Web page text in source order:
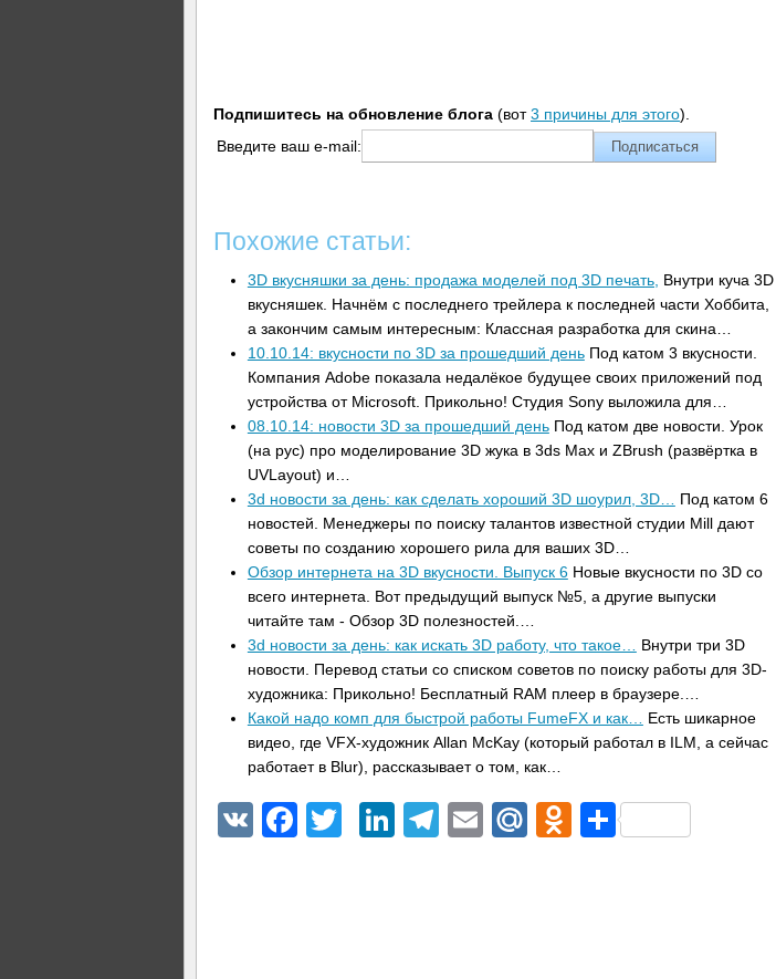
Подпишитесь на обновление блога (вот3 причины для этого).
Введите ваш e-mail:
Похожие статьи:
3D вкусняшки за день: продажа моделей под 3D печать, Внутри куча 3D
вкусняшек. Начнём с последнего трейлера к последней части Хоббита,
а закончим самым интересным: Классная разработка для скина…
10.10.14: вкусности по 3D за прошедший деньПод катом 3 вкусности.
Компания Adobe показала недалёкое будущее своих приложений под
устройства от Microsoft. Прикольно! Студия Sony выложила для…
08.10.14: новости 3D за прошедший деньПод катом две новости. Урок
(на рус) про моделирование 3D жука в 3ds Max и ZBrush (развёртка в
UVLayout) и…
3d новости за день: как сделать хороший 3D шоурил, 3D… Под катом 6
новостей. Менеджеры по поиску талантов известной студии Mill дают
советы по созданию хорошего рила для ваших 3D…
Обзор интернета на 3D вкусности. Выпуск 6Новые вкусности по 3D со
всего интернета. Вот предыдущий выпуск №5, а другие выпуски
читайте там - Обзор 3D полезностей.…
3d новости за день: как искать 3D работу, что такое… Внутри три 3D
новости. Перевод статьи со списком советов по поиску работы для 3D-
художника: Прикольно! Бесплатный RAM плеер в браузере.…
Какой надо комп для быстрой работы FumeFX и как… Есть шикарное
видео, где VFX-художник Allan McKay (который работал в ILM, а сейчас
работает в Blur), рассказывает о том, как…
VK Facebook
TwitterLinkedIn
Telegram
EmailMail.RuOdnoklassniki
Отправить